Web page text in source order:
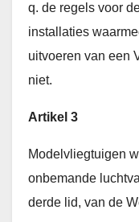
q. de regels voor
installaties
uitvoeren van een
niet.
Artikel 3
Modelvliegtuigen
onbemande
derde lid, van de